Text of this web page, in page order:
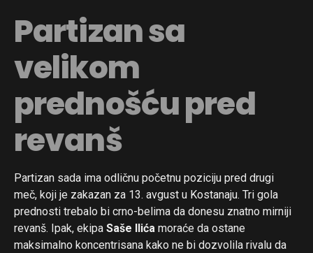
Partizan sa
velikom
prednošću pred
revanš
Partizan sada ima odličnu početnu poziciju pred drugi
meč, koji je zakazan za 13. avgust u Kostanaju. Tri gola
prednosti trebalo bi crno-belima da donesu znatno mirniji
revanš. Ipak, ekipa Saše Ilića moraće da ostane
maksimalno koncentrisana kako ne bi dozvolila rivalu da
Flipboard
Pinterest
Email